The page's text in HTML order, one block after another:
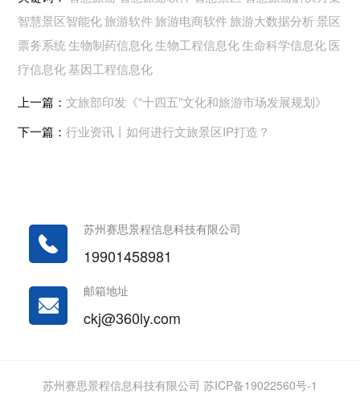
智慧景区智能化旅游软件旅游电商软件旅游大数据分析景区
票务系统生物制药信息化生物工程信息化生命科学信息化医
疗信息化基因工程信息化
上一篇：文旅部印发《“十四五”文化和旅游市场发展规划》
下一篇：行业资讯丨如何进行文旅景区IP打造？
苏州赛思景程信息科技有限公司
19901458981
邮箱地址
ckj@360ly.com
苏州赛思景程信息科技有限公司 苏ICP备19022560号-1